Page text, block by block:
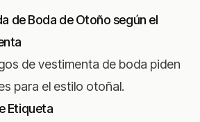
de Boda de Otoño según el
de vestimenta de boda piden
para el estilo otoñal.
Etiqueta